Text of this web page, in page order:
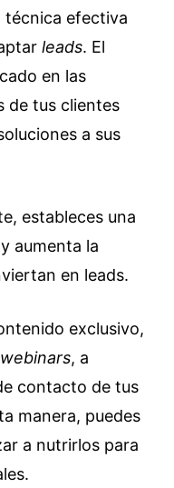
técnica efectiva
leads. El
en las
de tus clientes
a sus
estableces una
aumenta la
en leads.
exclusivo,
webinars, a
contacto de tus
manera, puedes
a nutrirlos para